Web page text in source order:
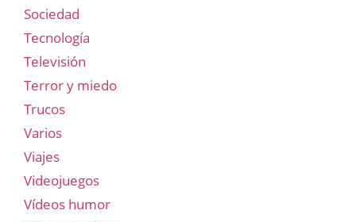
Sociedad
Tecnología
Televisión
Terror y miedo
Trucos
Varios
Viajes
Videojuegos
Vídeos humor